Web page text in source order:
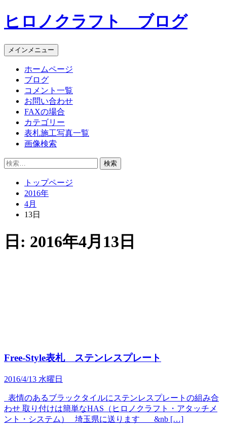
コ
ン
ン
ツ
ヒロノクラフト ブログ
メインメニュー
ホームページ
ブログ
コメント一覧
お問い合わせ
FAXの場合
カテゴリー
表札施工写真一覧
画像検索
検
トップページ
2016年
4月
13日
日: 2016年4月13日
Free-Style表札 ステンレスプレート
2016/4/13 水曜日
表情のあるブラックタイルにステンレスプレートの組み合
わせ 取り付けは簡単なHAS（ヒロノクラフト・アタッチメ
ント・システム） 埼玉県に送ります &nb […]